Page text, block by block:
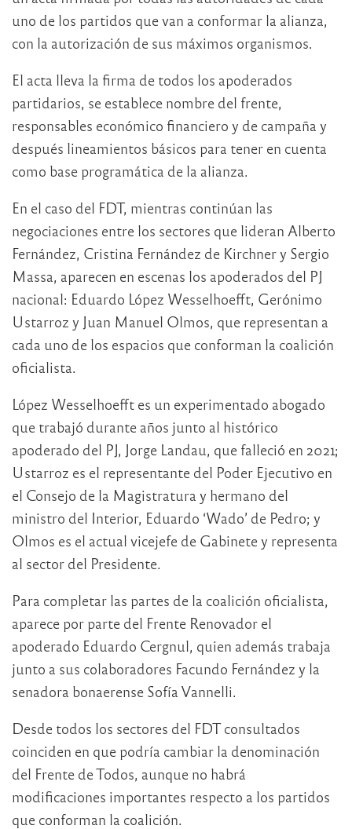
uno de los partidos que van a conformar la alianza,
con la autorización de sus máximos organismos.
El acta lleva la firma de todos los apoderados
partidarios, se establece nombre del frente,
responsables económico financiero y de campaña y
después lineamientos básicos para tener en cuenta
como base programática de la alianza.
En el caso del FDT, mientras continúan las
negociaciones entre los sectores que lideran Alberto
Fernández, Cristina Fernández de Kirchner y Sergio
Massa, aparecen en escenas los apoderados del PJ
nacional: Eduardo López Wesselhoefft, Gerónimo
Ustarroz y Juan Manuel Olmos, que representan a
cada uno de los espacios que conforman la coalición
oficialista.
López Wesselhoefft es un experimentado abogado
que trabajó durante años junto al histórico
apoderado del PJ, Jorge Landau, que falleció en 2021;
Ustarroz es el representante del Poder Ejecutivo en
el Consejo de la Magistratura y hermano del
ministro del Interior, Eduardo ‘Wado’ de Pedro; y
Olmos es el actual vicejefe de Gabinete y representa
al sector del Presidente.
Para completar las partes de la coalición oficialista,
aparece por parte del Frente Renovador el
apoderado Eduardo Cergnul, quien además trabaja
junto a sus colaboradores Facundo Fernández y la
senadora bonaerense Sofía Vannelli.
Desde todos los sectores del FDT consultados
coinciden en que podría cambiar la denominación
del Frente de Todos, aunque no habrá
modificaciones importantes respecto a los partidos
que conforman la coalición.